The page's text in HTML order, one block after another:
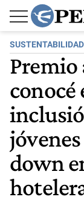
SUSTENTABILIDAD
Premio
conocé
down